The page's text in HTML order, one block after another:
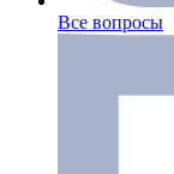
Все вопросы